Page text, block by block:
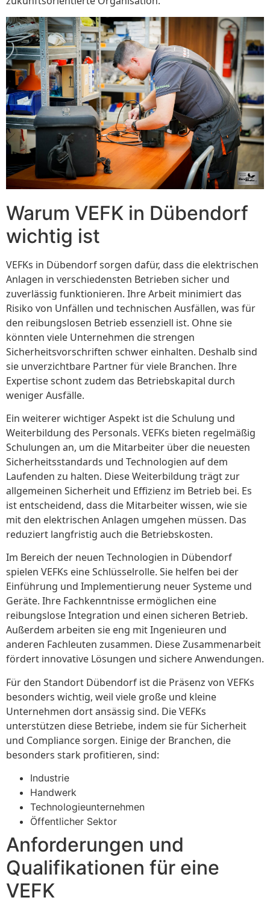
Warum VEFK in Dübendorf
wichtig ist
VEFKs in Dübendorf sorgen dafür, dass die elektrischen
Anlagen in verschiedensten Betrieben sicher und
zuverlässig funktionieren. Ihre Arbeit minimiert das
Risiko von Unfällen und technischen Ausfällen, was für
den reibungslosen Betrieb essenziell ist. Ohne sie
könnten viele Unternehmen die strengen
Sicherheitsvorschriften schwer einhalten. Deshalb sind
sie unverzichtbare Partner für viele Branchen. Ihre
Expertise schont zudem das Betriebskapital durch
weniger Ausfälle.
Ein weiterer wichtiger Aspekt ist die Schulung und
Weiterbildung des Personals. VEFKs bieten regelmäßig
Schulungen an, um die Mitarbeiter über die neuesten
Sicherheitsstandards und Technologien auf dem
Laufenden zu halten. Diese Weiterbildung trägt zur
allgemeinen Sicherheit und Effizienz im Betrieb bei. Es
ist entscheidend, dass die Mitarbeiter wissen, wie sie
mit den elektrischen Anlagen umgehen müssen. Das
reduziert langfristig auch die Betriebskosten.
Im Bereich der neuen Technologien in Dübendorf
spielen VEFKs eine Schlüsselrolle. Sie helfen bei der
Einführung und Implementierung neuer Systeme und
Geräte. Ihre Fachkenntnisse ermöglichen eine
reibungslose Integration und einen sicheren Betrieb.
Außerdem arbeiten sie eng mit Ingenieuren und
anderen Fachleuten zusammen. Diese Zusammenarbeit
fördert innovative Lösungen und sichere Anwendungen.
Für den Standort Dübendorf ist die Präsenz von VEFKs
besonders wichtig, weil viele große und kleine
Unternehmen dort ansässig sind. Die VEFKs
unterstützen diese Betriebe, indem sie für Sicherheit
und Compliance sorgen. Einige der Branchen, die
besonders stark profitieren, sind:
Industrie
Handwerk
Technologieunternehmen
Öffentlicher Sektor
Anforderungen und
Qualifikationen für eine
VEFK